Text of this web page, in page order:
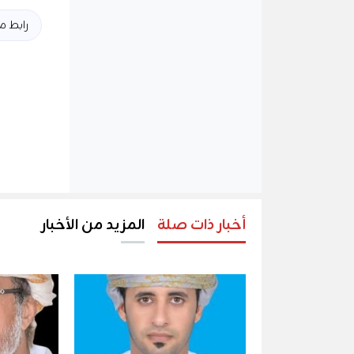
رابط
أخبار ذات صلة المزيد من الأخبار